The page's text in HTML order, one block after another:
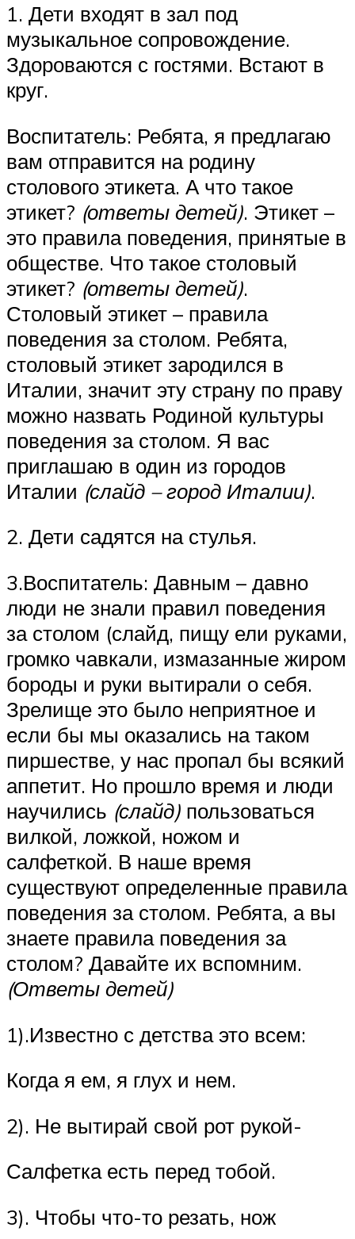
1. Дети входят в зал под
музыкальное сопровождение.
Здороваются с гостями. Встают в
круг.
Воспитатель: Ребята, я предлагаю
вам отправится на родину
столового этикета. А что такое
этикет? (ответы детей). Этикет –
это правила поведения, принятые в
обществе. Что такое столовый
этикет? (ответы детей).
Столовый этикет – правила
поведения за столом. Ребята,
столовый этикет зародился в
Италии, значит эту страну по праву
можно назвать Родиной культуры
поведения за столом. Я вас
приглашаю в один из городов
Италии (слайд – город Италии).
2. Дети садятся на стулья.
3.Воспитатель: Давным – давно
люди не знали правил поведения
за столом (слайд, пищу ели руками,
громко чавкали, измазанные жиром
бороды и руки вытирали о себя.
Зрелище это было неприятное и
если бы мы оказались на таком
пиршестве, у нас пропал бы всякий
аппетит. Но прошло время и люди
научились (слайд) пользоваться
вилкой, ложкой, ножом и
салфеткой. В наше время
существуют определенные правила
поведения за столом. Ребята, а вы
знаете правила поведения за
столом? Давайте их вспомним.
(Ответы детей)
1).Известно с детства это всем:
Когда я ем, я глух и нем.
2). Не вытирай свой рот рукой-
Салфетка есть перед тобой.
3). Чтобы что-то резать, нож